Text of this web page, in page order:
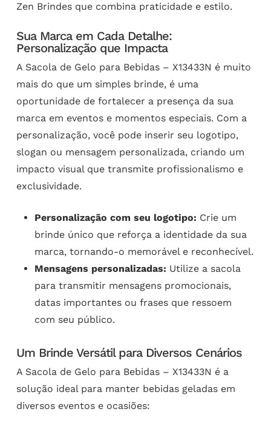
Zen Brindes que combina praticidade e estilo.
Sua Marca em Cada Detalhe:
Personalização que Impacta
A Sacola de Gelo para Bebidas – X13433N é muito
mais do que um simples brinde, é uma
oportunidade de fortalecer a presença da sua
marca em eventos e momentos especiais. Com a
personalização, você pode inserir seu logotipo,
slogan ou mensagem personalizada, criando um
impacto visual que transmite profissionalismo e
exclusividade.
Personalização com seu logotipo: Crie um
brinde único que reforça a identidade da sua
marca, tornando-o memorável e reconhecível.
Mensagens personalizadas: Utilize a sacola
para transmitir mensagens promocionais,
datas importantes ou frases que ressoem
com seu público.
Um Brinde Versátil para Diversos Cenários
A Sacola de Gelo para Bebidas – X13433N é a
solução ideal para manter bebidas geladas em
diversos eventos e ocasiões: